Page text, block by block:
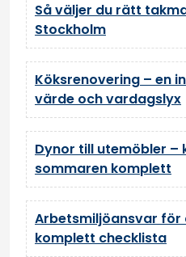
Så väljer du rätt
Stockholm
Köksrenovering – en
värde och vardagslyx
Dynor till utemöbler
sommaren komplett
Arbetsmiljöansvar för
komplett checklista